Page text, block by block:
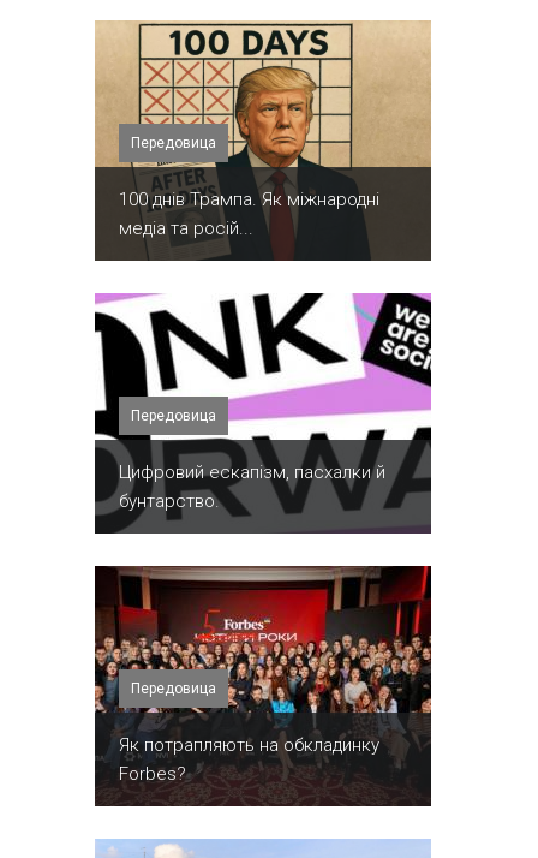
Передовица
100 днів Трампа. Як міжнародні
медіа та росій...
Передовица
​Цифровий ескапізм, пасхалки й
бунтарство.
Передовица
​Як потрапляють на обкладинку
Forbes?